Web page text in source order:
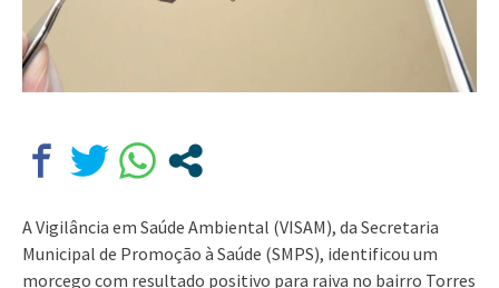
A Vigilância em Saúde Ambiental (VISAM), da Secretaria
Municipal de Promoção à Saúde (SMPS), identificou um
morcego com resultado positivo para raiva no bairro Torres